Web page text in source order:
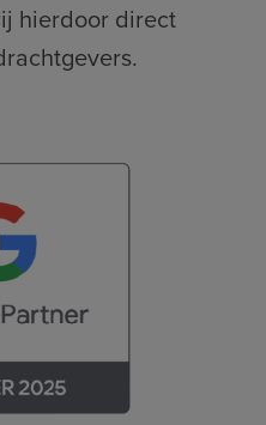
hierdoor direct